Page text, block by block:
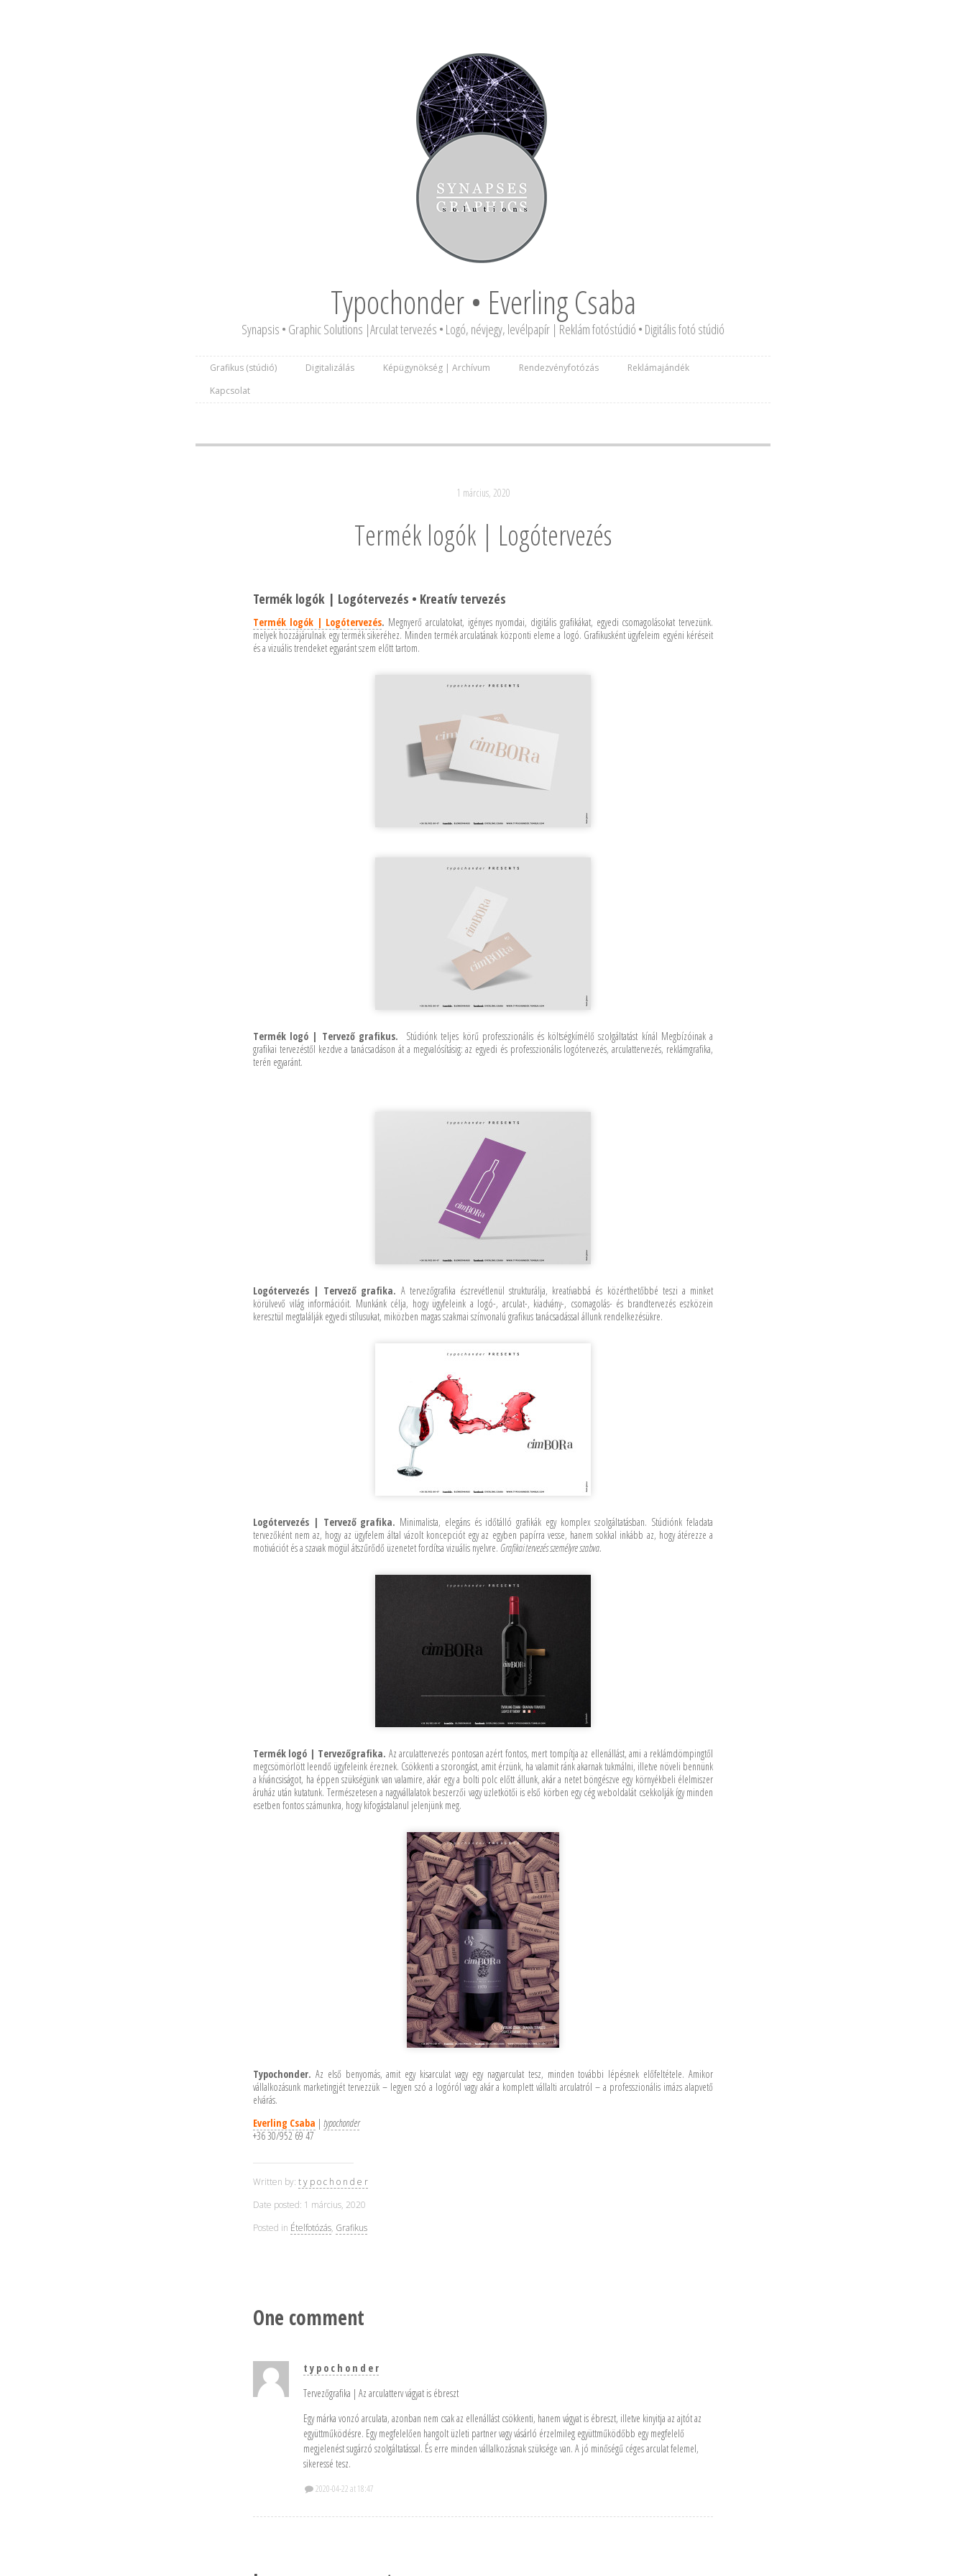
Typochonder • Everling Csaba
Synapsis • Graphic Solutions |Arculat tervezés • Logó, névjegy, levélpapír | Reklám fotóstúdió • Digitális fotó stúdió
Grafikus (stúdió) Digitalizálás Képügynökség | Archívum Rendezvényfotózás
Reklámajándék
Kapcsolat
1 március, 2020
Termék logók | Logótervezés
Termék logók | Logótervezés • Kreatív tervezés
Termék logók | Logótervezés. Megnyerő arculatokat, igényes nyomdai, digitális grafikákat, egyedi csomagolásokat tervezünk.
melyek hozzájárulnak egy termék sikeréhez. Minden termék arculatának központi eleme a logó. Grafikusként ügyfeleim egyéni kéréseit
és a vizuális trendeket egyaránt szem előtt tartom.
Termék logó | Tervező grafikus.
Stúdiónk teljes körű professzionális és költségkímélő szolgáltatást kínál Megbízóinak a
grafikai tervezéstől kezdve a tanácsadáson át a megvalósításig: az egyedi és professzionális logótervezés, arculattervezés, reklámgrafika,
terén egyaránt.
Logótervezés | Tervező grafika. A tervezőgrafika észrevétlenül strukturálja, kreatívabbá és közérthetőbbé teszi a minket
körülvevő világ információit. Munkánk célja, hogy ügyfeleink a logó-, arculat-, kiadvány-, csomagolás- és brandtervezés eszközein
keresztül megtalálják egyedi stílusukat, miközben magas szakmai színvonalú grafikus tanácsadással állunk rendelkezésükre.
Logótervezés | Tervező grafika. Minimalista, elegáns és időtálló grafikák egy komplex szolgáltatásban. Stúdiónk feladata
tervezőként nem az, hogy az ügyfelem által vázolt koncepciót egy az egyben papírra vesse, hanem sokkal inkább az, hogy átérezze a
motivációt és a szavak mögül átszűrődő üzenetet fordítsa vizuális nyelvre. Grafikai tervezés személyre szabva.
Termék logó | Tervezőgrafika. Az arculattervezés pontosan azért fontos, mert tompítja az ellenállást, ami a reklámdömpingtől
megcsömörlött leendő ügyfeleink éreznek. Csökkenti a szorongást, amit érzünk, ha valamit ránk akarnak tukmálni, illetve növeli bennünk
a kíváncsiságot, ha éppen szükségünk van valamire, akár egy a bolti polc előtt állunk, akár a netet böngészve egy környékbeli élelmiszer
áruház után kutatunk. Természetesen a nagyvállalatok beszerzői vagy üzletkötői is első körben egy cég weboldalát csekkolják így minden
esetben fontos számunkra, hogy kifogástalanul jelenjünk meg.
Typochonder. Az első benyomás, amit egy kisarculat vagy egy nagyarculat tesz, minden további lépésnek előfeltétele. Amikor
vállalkozásunk marketingjét tervezzük – legyen szó a logóról vagy akár a komplett vállalti arculatról – a professzionális imázs alapvető
elvárás.
Everling Csaba | typochonder
+36 30/952 69 47
Written by: t y p o c h o n d e r
Date posted: 1 március, 2020
Posted in Ételfotózás, Grafikus
One comment
t y p o c h o n d e r
Tervezőgrafika | Az arculatterv vágyat is ébreszt
Egy márka vonzó arculata, azonban nem csak az ellenállást csökkenti, hanem vágyat is ébreszt, illetve kinyitja az ajtót az
együttműködésre. Egy megfelelően hangolt üzleti partner vagy vásárló érzelmileg együttműködőbb egy megfelelő
megjelenést sugárzó szolgáltatással. És erre minden vállalkozásnak szüksége van. A jó minőségű céges arculat felemel,
sikeressé tesz.
2020-04-22 at 18:47